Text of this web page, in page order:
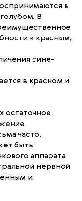
в
В
к красным,
сине-
в красном и
остаточное
часто.
быть
аппарата
нервной
и